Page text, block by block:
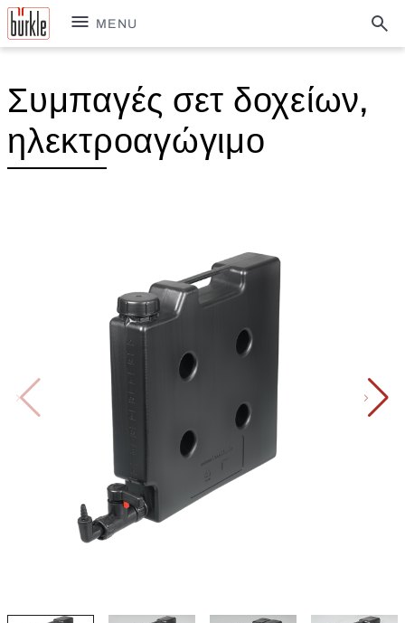
MENU
Συμπαγές σετ δοχείων,
ηλεκτροαγώγιμο